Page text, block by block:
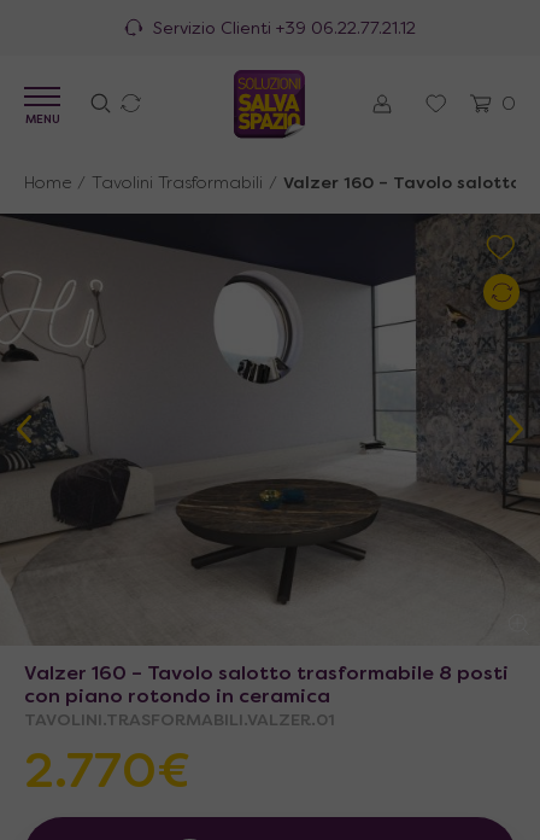
Servizio Clienti +39 06.22.77.21.12
0
MENU
Home / Tavolini Trasformabili / Valzer 160 – Tavolo salotto
Valzer 160 – Tavolo salotto trasformabile 8 posti
con piano rotondo in ceramica
TAVOLINI.TRASFORMABILI.VALZER.01
2.770€